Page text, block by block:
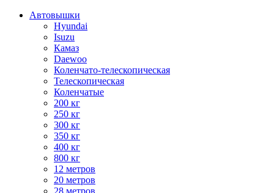
Автовышки
Hyundai
Isuzu
Камаз
Daewoo
Коленчато-телескопическая
Телескопическая
Коленчатые
200 кг
250 кг
300 кг
350 кг
400 кг
800 кг
12 метров
20 метров
28 метров